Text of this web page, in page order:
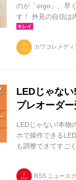
のが「orgo」。早
す！ 外見の自信は
歩きたくなる、そ
ョートスタイルを
技術、最新商材を
カワコレメデ
LEDじゃな
プレオーダ
LEDじゃない!本物
ホで操作できる
も調整できてすご
RSS ニュース